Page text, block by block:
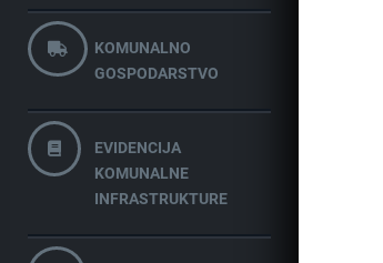
KOMUNALNO
GOSPODARSTVO
EVIDENCIJA
KOMUNALNE
INFRASTRUKTURE